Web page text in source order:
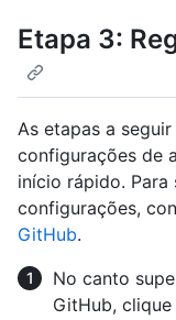
Etapa 3:
As etapas a
configurações de
início rápido. Para
configurações,
GitHub.
No canto
GitHub,